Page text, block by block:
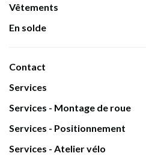
Vêtements
En solde
Contact
Services
Services - Montage de roue
Services - Positionnement
Services - Atelier vélo